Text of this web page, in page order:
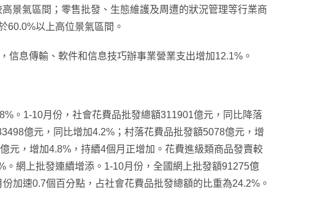
景氣區間；零售批發、生態維護及周遭的狀況管理等行業商
60.0%以上高位景氣區間。
信息傳輸、軟件和信息技巧辦事業營業支出增加12.1%。
。1-10月份，社會花費品批發總額311901億元，同比降落
億元，同比增加4.2%；村落花費品批發額5078億元，增
元，增加4.8%，持續4個月正增加。花費進級類商品發賣較
。網上批發連續增添。1-10月份，全國網上批發額91275億
加速0.7個百分點，占社會花費品批發總額的比重為24.2%。